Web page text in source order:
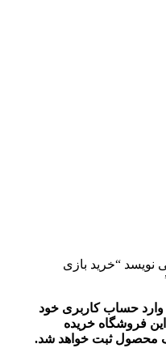
نویسد “خرید بازی
وارد حساب کاربری خود
فروشگاه خریده
محصول ثبت خواهد شد.